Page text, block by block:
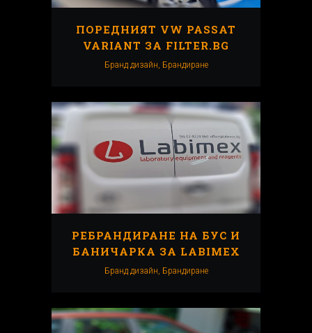
ПОРЕДНИЯТ VW PASSAT
VARIANT ЗА FILTER.BG
Бранд дизайн, Брандиранe
РЕБРАНДИРАНЕ НА БУС И
БАНИЧАРКА ЗА LABIMEX
Бранд дизайн, Брандиранe